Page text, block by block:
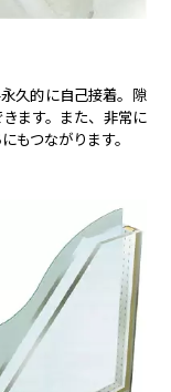
久的に自己接着。隙
ます。また、非常に
もつながります。